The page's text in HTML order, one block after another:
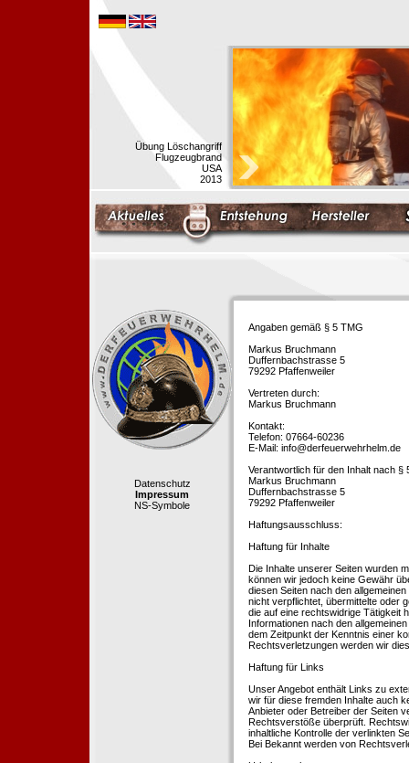
Übung Löschangriff
Flugzeugbrand
USA
2013
Datenschutz
Impressum
NS-Symbole
Angaben gemäß § 5 TMG
Markus Bruchmann
Duffernbachstrasse 5
79292 Pfaffenweiler
Vertreten durch:
Markus Bruchmann
Kontakt:
Telefon: 07664-60236
E-Mail: info@derfeuerwehrhelm.de
Verantwortlich für den Inhalt nach §
Markus Bruchmann
Duffernbachstrasse 5
79292 Pfaffenweiler
Haftungsausschluss:
Haftung für Inhalte
Die Inhalte unserer Seiten wurden
können wir jedoch keine Gewähr
diesen Seiten nach den
nicht verpflichtet, übermittelte oder
die auf eine rechtswidrige Tätigkeit
Informationen nach den
dem Zeitpunkt der Kenntnis einer
Rechtsverletzungen werden wir
Haftung für Links
Unser Angebot enthält Links zu
wir für diese fremden Inhalte auch
Anbieter oder Betreiber der Seiten
Rechtsverstöße überprüft.
inhaltliche Kontrolle der verlinkten
Bei Bekannt werden von